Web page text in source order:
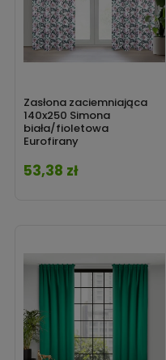
Zasłona zaciemniająca
140x250 Simona
biała/fioletowa
Eurofirany
Cena
53,38 zł